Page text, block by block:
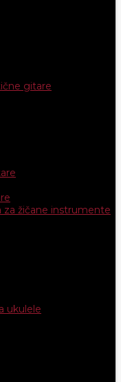
gitare
za žičane instrumente
ukulele